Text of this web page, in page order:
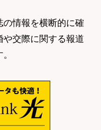
情報を横断的に確
交際に関する報道